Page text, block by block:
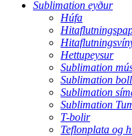
Sublimation eyður
Húfa
Hettupeysur
Sublimation
Sublimation
Sublimation
Sublimation
T-bolir
Teflonplata og